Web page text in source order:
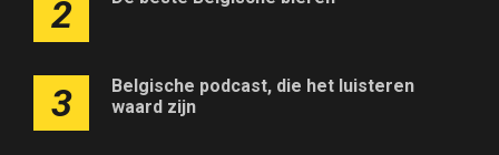
2
3
Belgische podcast, die het luisteren
waard zijn